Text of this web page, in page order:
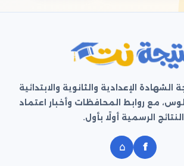
الإعدادية والثانوية والابتدائية
مع روابط المحافظات وأخبار اعتماد
النتائج الرسمية أولًا بأول.
f
⌂